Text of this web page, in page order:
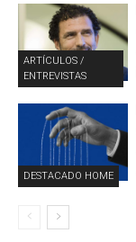
ARTÍCULOS /
ENTREVISTAS
DESTACADO HOME